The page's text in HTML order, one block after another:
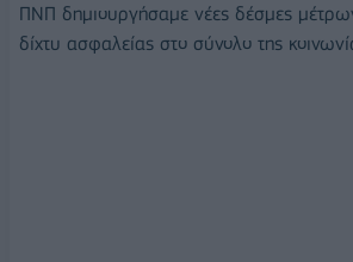
ΠΝΠ δημιουργήσαμε νέες δέσμες
δίχτυ ασφαλείας στο σύνολο της